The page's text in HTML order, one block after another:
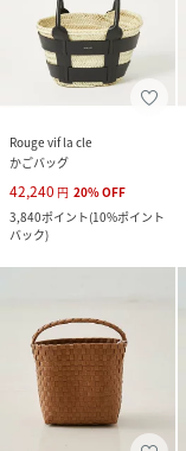
Rouge vif la cle
かごバッグ
42,240 円 20%OFF
3,840ポイント(10%ポイント
バック)